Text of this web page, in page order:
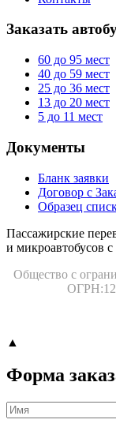
Заказать
60 до 95 мест
40 до 59 мест
25 до 36 мест
13 до 20 мест
5 до 11 мест
Документы
Бланк заявки
Договор с
Образец
Пассажирские
и микроавтобусов
Общество с
▲
Форма